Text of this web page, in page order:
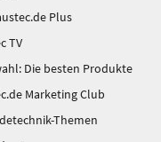
Plus
TV
Die besten Produkte
Marketing Club
Themen